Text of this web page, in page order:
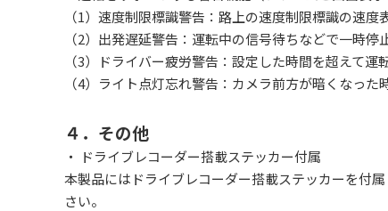
（1）速度制限標識警告：路上の速度制限標識の速度
（2）出発遅延警告：運転中の信号待ちなどで一時
（3）ドライバー疲労警告：設定した時間を超えて運
（4）ライト点灯忘れ警告：カメラ前方が暗くなった
４．その他
・ ドライブレコーダー搭載ステッカー付属
本製品にはドライブレコーダー搭載ステッカーを付
さい。